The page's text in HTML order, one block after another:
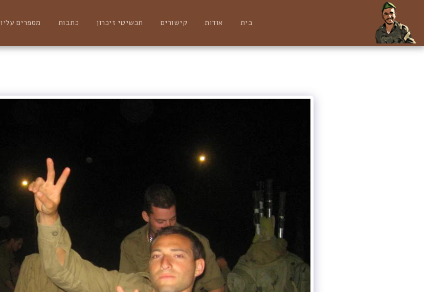
בית אודות קישורים תכשיטי זיכרון כתבות מספרים עליו